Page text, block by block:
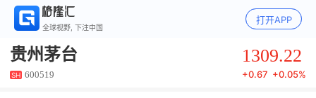
全球视野, 下注中国
打开APP
贵州茅台
SH 600519
1309.22
+0.67 +0.05%